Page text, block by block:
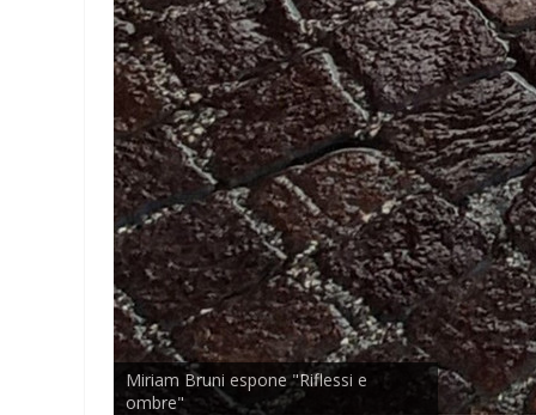
Miriam Bruni espone "Riflessi e
ombre"